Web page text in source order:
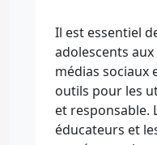
Il est essentiel
adolescents
médias sociaux
outils pour les
et responsable.
éducateurs et